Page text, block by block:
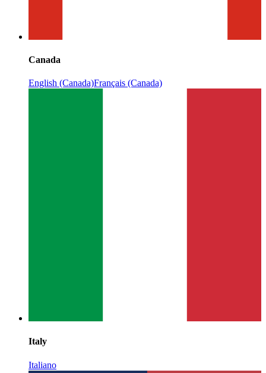
Canada
English (Canada)Français (Canada)
Italy
Italiano